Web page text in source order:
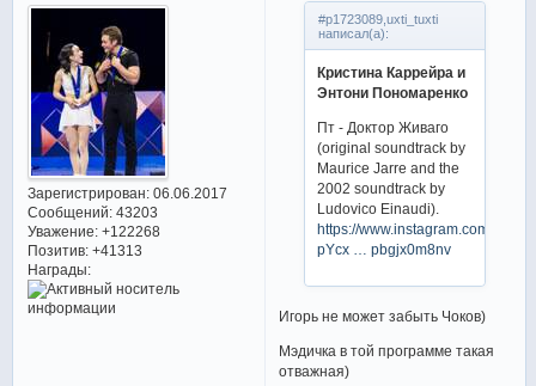
Зарегистрирован: 06.06.2017
Сообщений:43203
Уважение: +122268
Позитив: +41313
Награды:
#p1723089,uxti_tuxti
написал(а):
Кристина Каррейра и
Энтони Пономаренко
Пт - Доктор Живаго
(original soundtrack by
Maurice Jarre and the
2002 soundtrack by
Ludovico Einaudi).
https://www.instagram.com/p/
pYcx … pbgjx0m8nv
Игорь не может забыть Чоков)
Мэдичка в той программе такая
отважная)